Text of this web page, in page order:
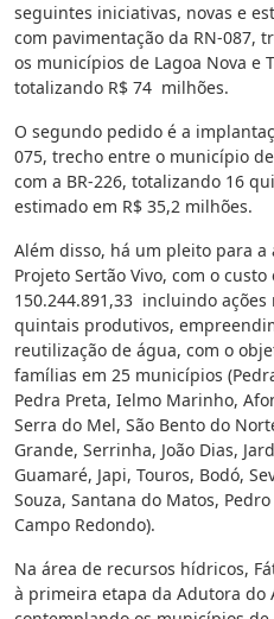
seguintes iniciativas, novas e
com pavimentação da RN-087,
os municípios de Lagoa Nova e
totalizando R$ 74 milhões.
O segundo pedido é a
075, trecho entre o município
com a BR-226, totalizando 16
estimado em R$ 35,2 milhões.
Além disso, há um pleito para
Projeto Sertão Vivo, com o
150.244.891,33 incluindo
quintais produtivos,
reutilização de água, com o
famílias em 25 municípios
Pedra Preta, Ielmo Marinho,
Serra do Mel, São Bento do
Grande, Serrinha, João Dias,
Guamaré, Japi, Touros, Bodó,
Souza, Santana do Matos,
Campo Redondo).
Na área de recursos hídricos,
à primeira etapa da Adutora do